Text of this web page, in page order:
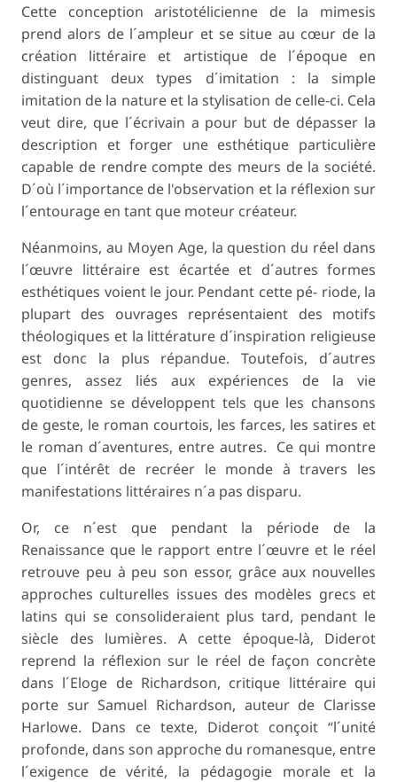
Cette conception aristotélicienne de la mimesis
prend alors de l´ampleur et se situe au cœur de la
création littéraire et artistique de l´époque en
distinguant deux types d´imitation : la simple
imitation de la nature et la stylisation de celle-ci. Cela
veut dire, que l´écrivain a pour but de dépasser la
description et forger une esthétique particulière
capable de rendre compte des meurs de la société.
D´où l´importance de l'observation et la réflexion sur
l´entourage en tant que moteur créateur.
Néanmoins, au Moyen Age, la question du réel dans
l´œuvre littéraire est écartée et d´autres formes
esthétiques voient le jour. Pendant cette pé- riode, la
plupart des ouvrages représentaient des motifs
théologiques et la littérature d´inspiration religieuse
est donc la plus répandue. Toutefois, d´autres
genres, assez liés aux expériences de la vie
quotidienne se développent tels que les chansons
de geste, le roman courtois, les farces, les satires et
le roman d´aventures, entre autres. Ce qui montre
que l´intérêt de recréer le monde à travers les
manifestations littéraires n´a pas disparu.
Or, ce n´est que pendant la période de la
Renaissance que le rapport entre l´œuvre et le réel
retrouve peu à peu son essor, grâce aux nouvelles
approches culturelles issues des modèles grecs et
latins qui se consolideraient plus tard, pendant le
siècle des lumières. A cette époque-là, Diderot
reprend la réflexion sur le réel de façon concrète
dans l´Eloge de Richardson, critique littéraire qui
porte sur Samuel Richardson, auteur de Clarisse
Harlowe. Dans ce texte, Diderot conçoit “l´unité
profonde, dans son approche du romanesque, entre
l´exigence de vérité, la pédagogie morale et la